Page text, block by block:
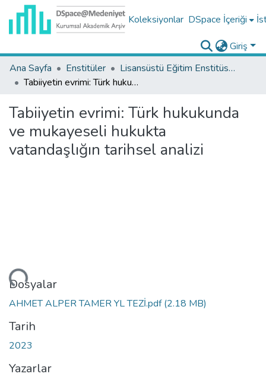
Koleksiyonlar DSpace İçeriği
Giriş
Ana Sayfa
Enstitüler
Lisansüstü Eğitim Enstitüsü Tez Koleksiyonu
Tabiiyetin evrimi: Türk hukukunda ve mukayeseli hukukta vatandaşlığın tarihsel analizi
Tabiiyetin evrimi: Türk hukukunda
ve mukayeseli hukukta
vatandaşlığın tarihsel analizi
Dosyalar
AHMET ALPER TAMER YL TEZİ.pdf(2.18 MB)
Tarih
2023
Yazarlar